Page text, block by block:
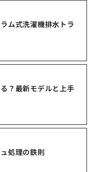
ム式洗濯機排水トラ
？最新モデルと上手
処理の鉄則